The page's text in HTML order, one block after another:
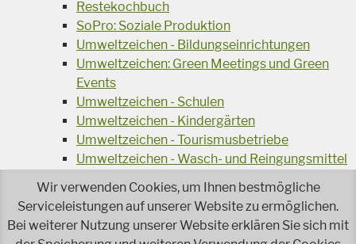
Restekochbuch
SoPro: Soziale Produktion
Umweltzeichen - Bildungseinrichtungen
Umweltzeichen: Green Meetings und Green
Events
Umweltzeichen - Schulen
Umweltzeichen - Kindergärten
Umweltzeichen - Tourismusbetriebe
Umweltzeichen - Wasch- und Reingungsmittel
Veranstaltungsreihe Ressourcen-Effizienz
Wiederverwendung von Elektroaltgeräten
Wasser - das Businessgetränk
Wohnprojekt Parcours
Wir verwenden Cookies, um Ihnen bestmögliche
Serviceleistungen auf unserer Website zu ermöglichen.
Bei weiterer Nutzung unserer Website erklären Sie sich mit